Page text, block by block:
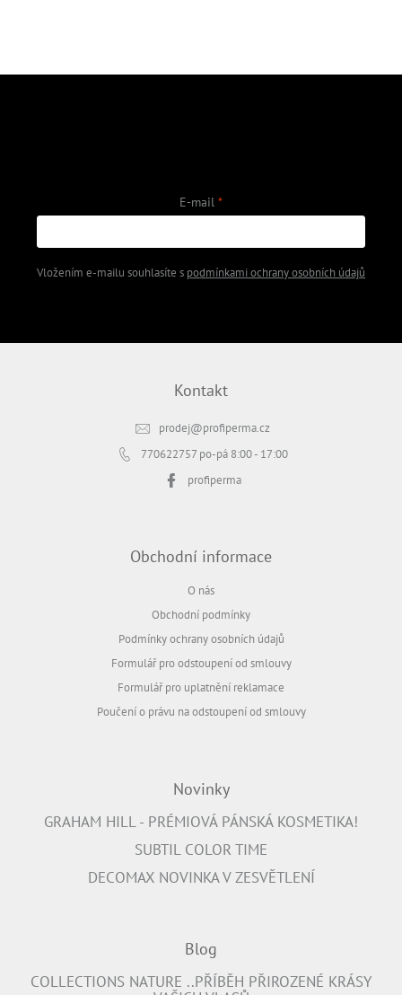
E-mail
Vložením e-mailu souhlasíte s podmínkami ochrany osobních údajů
Kontakt
prodej@profiperma.cz
770622757 po-pá 8:00 - 17:00
profiperma
Obchodní informace
O nás
Obchodní podmínky
Podmínky ochrany osobních údajů
Formulář pro odstoupení od smlouvy
Formulář pro uplatnění reklamace
Poučení o právu na odstoupení od smlouvy
Novinky
GRAHAM HILL - PRÉMIOVÁ PÁNSKÁ KOSMETIKA!
SUBTIL COLOR TIME
DECOMAX NOVINKA V ZESVĚTLENÍ
Blog
COLLECTIONS NATURE ..PŘÍBĚH PŘIROZENÉ KRÁSY